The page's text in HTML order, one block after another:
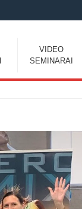
VIDEO
SEMINARAI